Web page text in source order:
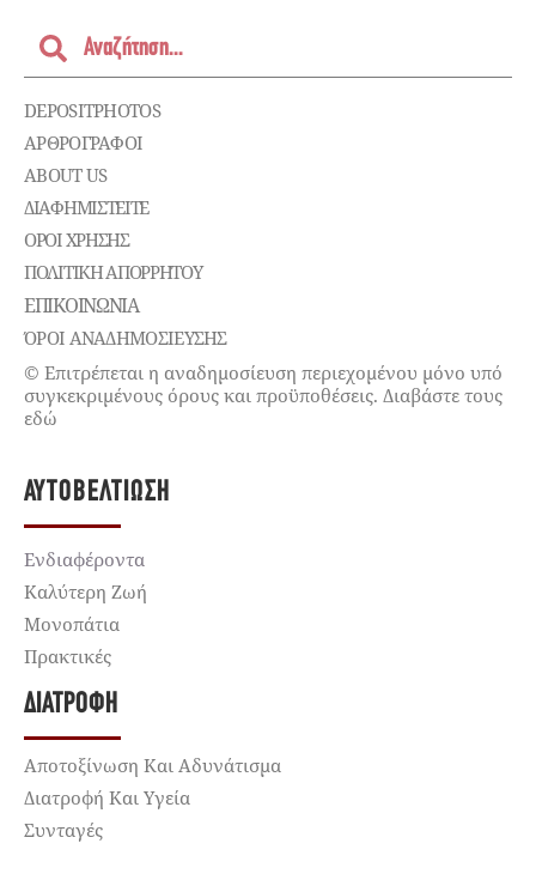
DEPOSITPHOTOS
ΑΡΘΡΟΓΡΑΦΟΙ
ABOUT US
ΔΙΑΦΗΜΙΣΤΕΊΤΕ
ΌΡΟΙ ΧΡΉΣΗΣ
ΠΟΛΙΤΙΚΉ ΑΠΟΡΡΉΤΟΥ
ΕΠΙΚΟΙΝΩΝΊΑ
ΌΡΟΙ ΑΝΑΔΗΜΟΣΙΕΥΣΗΣ
© Επιτρέπεται η αναδημοσίευση περιεχομένου μόνο υπό
συγκεκριμένους όρους και προϋποθέσεις. Διαβάστε τους
εδώ
ΑΥΤΟΒΕΛΤΊΩΣΗ
Ενδιαφέροντα
Καλύτερη Ζωή
Μονοπάτια
Πρακτικές
ΔΙΑΤΡΟΦΉ
Αποτοξίνωση Και Αδυνάτισμα
Διατροφή Και Υγεία
Συνταγές